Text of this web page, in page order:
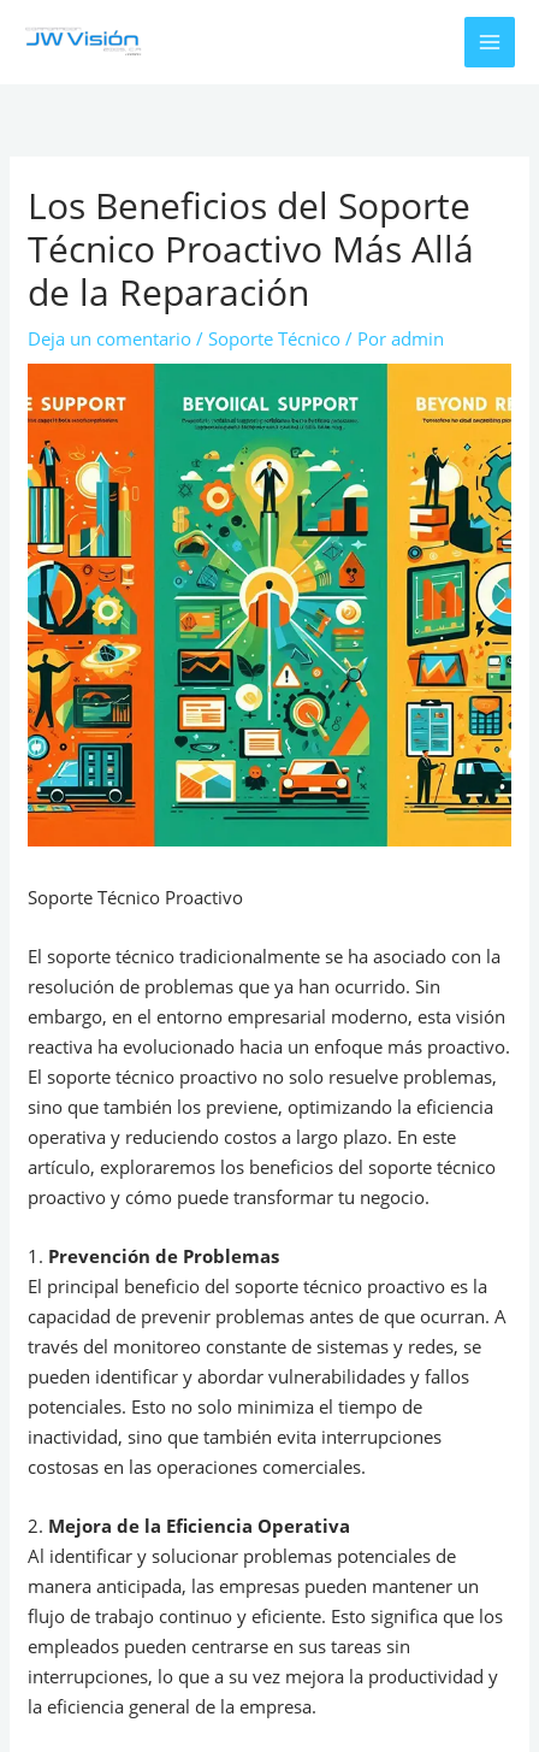
Los Beneficios del Soporte
Técnico Proactivo Más Allá
de la Reparación
Deja un comentario /Soporte Técnico / Poradmin
Soporte Técnico Proactivo
El soporte técnico tradicionalmente se ha asociado con la
resolución de problemas que ya han ocurrido. Sin
embargo, en el entorno empresarial moderno, esta visión
reactiva ha evolucionado hacia un enfoque más proactivo.
El soporte técnico proactivo no solo resuelve problemas,
sino que también los previene, optimizando la eficiencia
operativa y reduciendo costos a largo plazo. En este
artículo, exploraremos los beneficios del soporte técnico
proactivo y cómo puede transformar tu negocio.
1. Prevención de Problemas
El principal beneficio del soporte técnico proactivo es la
capacidad de prevenir problemas antes de que ocurran. A
través del monitoreo constante de sistemas y redes, se
pueden identificar y abordar vulnerabilidades y fallos
potenciales. Esto no solo minimiza el tiempo de
inactividad, sino que también evita interrupciones
costosas en las operaciones comerciales.
2. Mejora de la Eficiencia Operativa
Al identificar y solucionar problemas potenciales de
manera anticipada, las empresas pueden mantener un
flujo de trabajo continuo y eficiente. Esto significa que los
empleados pueden centrarse en sus tareas sin
interrupciones, lo que a su vez mejora la productividad y
la eficiencia general de la empresa.